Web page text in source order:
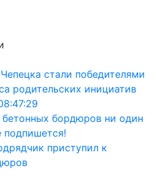
стали победителями
родительских инициатив
бордюров ни один
подпишется!
приступил к